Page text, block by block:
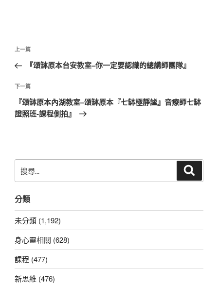
文
導
覽
上
一
文
章
上一篇
『頌缽原本台安教室–你一定要認識的總講師團隊』
下
一
篇
下一篇
『頌缽原本內湖教室–頌缽原本『七缽極靜謐』音療師七缽
證照班-課程側拍』
尋
鍵
字:
分類
未分類 (1,192)
身心靈相關 (628)
課程 (477)
新思維 (476)